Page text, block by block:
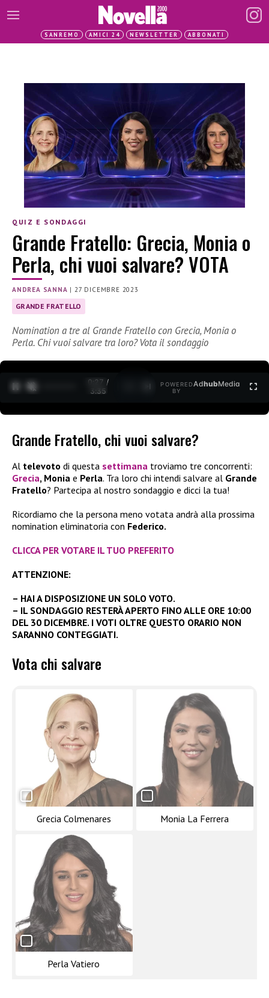
SANREMO AMICI 24 NEWSLETTER ABBONATI
QUIZ E SONDAGGI
Grande Fratello: Grecia, Monia o
Perla, chi vuoi salvare? VOTA
ANDREA SANNA |27 DICEMBRE 2023
GRANDE FRATELLO
Nomination a tre al Grande Fratello con Grecia, Monia o
Perla. Chi vuoi salvare tra loro? Vota il sondaggio
0:27 /
3:35
POWERED
BY
AdhubMedia
Grande Fratello, chi vuoi salvare?
Al televoto di questa settimana troviamo tre concorrenti:
Grecia, Monia e Perla. Tra loro chi intendi salvare al Grande
Fratello? Partecipa al nostro sondaggio e dicci la tua!
Ricordiamo che la persona meno votata andrà alla prossima
nomination eliminatoria con Federico.
CLICCA PER VOTARE IL TUO PREFERITO
ATTENZIONE:
– HAI A DISPOSIZIONE UN SOLO VOTO.
– IL SONDAGGIO RESTERÀ APERTO FINO ALLE ORE 10:00
DEL 30 DICEMBRE. I VOTI OLTRE QUESTO ORARIO NON
SARANNO CONTEGGIATI.
Vota chi salvare
Grecia Colmenares Monia La Ferrera
Perla Vatiero